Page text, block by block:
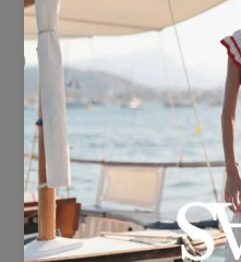
ENVÍO
En compras
Sabemos que no puedes esperar
preparamos